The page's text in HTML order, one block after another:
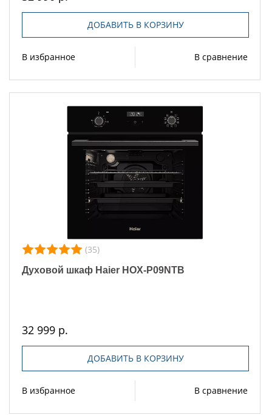
ДОБАВИТЬ В КОРЗИНУ
В избранное В сравнение
(35)
Духовой шкаф Haier HOX-P09NTB
32 999 р.
ДОБАВИТЬ В КОРЗИНУ
В избранное В сравнение